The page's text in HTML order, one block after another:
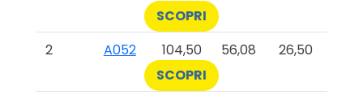
SCOPRI
2
A052 104,50 56,08
26,50
SCOPRI